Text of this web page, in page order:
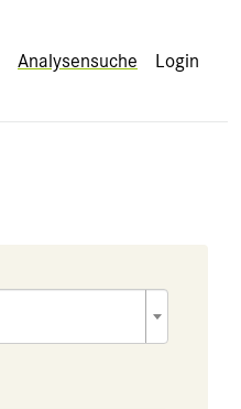
Analysensuche Login